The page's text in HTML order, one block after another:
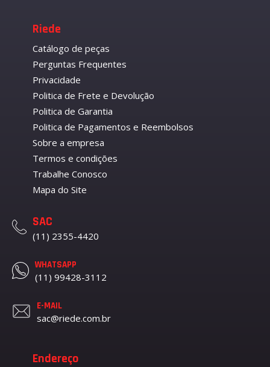
Riede
Catálogo de peças
Perguntas Frequentes
Privacidade
Politica de Frete e Devolução
Politica de Garantia
Politica de Pagamentos e Reembolsos
Sobre a empresa
Termos e condições
Trabalhe Conosco
Mapa do Site
SAC
(11) 2355-4420
WHATSAPP
(11) 99428-3112
E-MAIL
sac@riede.com.br
Endereço